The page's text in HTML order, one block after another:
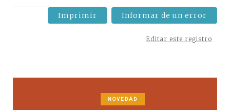
Imprimir Informar de un error
Editar este registro
NOVEDAD